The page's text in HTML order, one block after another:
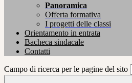
Panoramica
Offerta formativa
I progetti delle classi
Orientamento in entrata
Bacheca sindacale
Contatti
Campo di ricerca per le pagine del sito